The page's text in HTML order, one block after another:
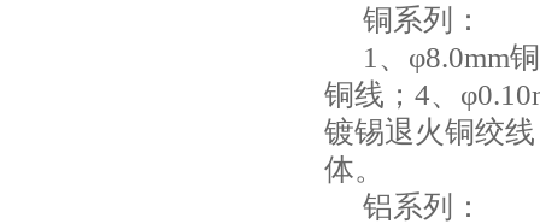
铜系列：
1、φ8.0mm
铜线；4、
镀锡退火铜绞
体。
铝系列：